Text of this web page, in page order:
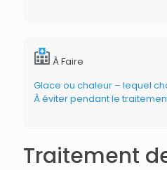
À Faire
Glace ou chaleur – lequel
À éviter pendant le
Traitement